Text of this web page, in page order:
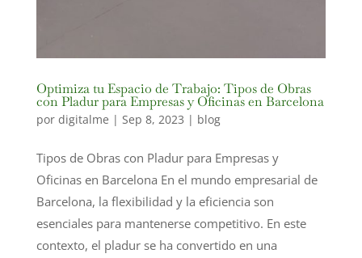
Optimiza tu Espacio de Trabajo: Tipos de Obras
con Pladur para Empresas y Oficinas en Barcelona
por digitalme | Sep 8, 2023 | blog
Tipos de Obras con Pladur para Empresas y
Oficinas en Barcelona En el mundo empresarial de
Barcelona, la flexibilidad y la eficiencia son
esenciales para mantenerse competitivo. En este
contexto, el pladur se ha convertido en una